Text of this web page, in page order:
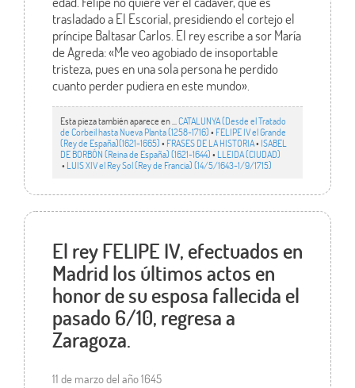
trasladado a El Escorial, presidiendo el cortejo el
príncipe Baltasar Carlos. El rey escribe a sor María
de Agreda: «Me veo agobiado de insoportable
tristeza, pues en una sola persona he perdido
cuanto perder pudiera en este mundo».
Esta pieza también aparece en ... CATALUNYA (Desde el Tratado
de Corbeil hasta Nueva Planta (1258-1716)• FELIPE IV el Grande
(Rey de España)(1621-1665)• FRASES DE LA HISTORIA• ISABEL
DE BORBÓN (Reina de España) (1621-1644)• LLEIDA (CIUDAD)
• LUIS XIV el Rey Sol (Rey de Francia) (14/5/1643-1/9/1715)
El rey FELIPE IV, efectuados en
Madrid los últimos actos en
honor de su esposa fallecida el
pasado 6/10, regresa a
Zaragoza.
11 de marzo del año 1645